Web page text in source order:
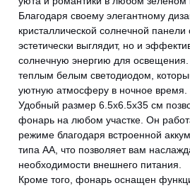
Благодаря своему элегантному
кристаллической солнечной панели
эстетически выглядит, но и
солнечную энергию для
теплым белым светодиодом,
уютную атмосферу в ночное время.
Удобный размер 6.5x6.5x35 см
фонарь на любом участке. Он
режиме благодаря встроенной
типа АА, что позволяет вам
необходимости внешнего питания.
Кроме того, фонарь оснащен